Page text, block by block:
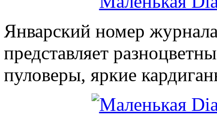
Январский номер
представляет
пуловеры, яркие